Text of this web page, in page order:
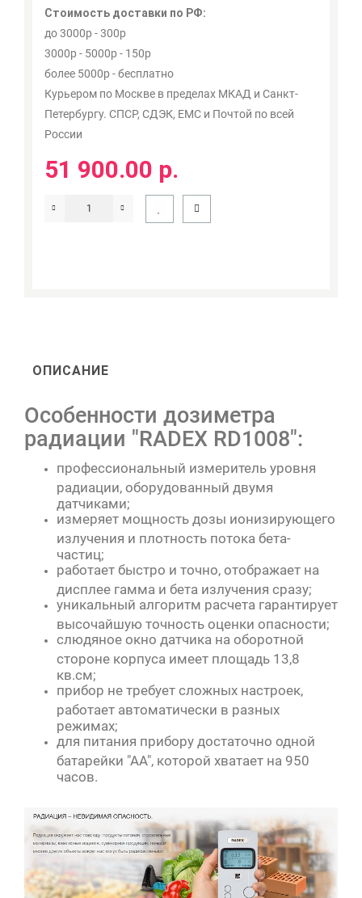
Стоимость доставки по РФ:
до 3000р - 300р
3000р - 5000р - 150р
более 5000р - бесплатно
Курьером по Москве в пределах МКАД и Санкт-
Петербургу. СПСР, СДЭК, ЕМС и Почтой по всей
России
51 900.00 р.
ОПИСАНИЕ
Особенности дозиметра
радиации "RADEX RD1008":
профессиональный измеритель уровня
радиации, оборудованный двумя
датчиками;
измеряет мощность дозы ионизирующего
излучения и плотность потока бета-
частиц;
работает быстро и точно, отображает на
дисплее гамма и бета излучения сразу;
уникальный алгоритм расчета гарантирует
высочайшую точность оценки опасности;
слюдяное окно датчика на оборотной
стороне корпуса имеет площадь 13,8
кв.см;
прибор не требует сложных настроек,
работает автоматически в разных
режимах;
для питания прибору достаточно одной
батарейки "АА", которой хватает на 950
часов.